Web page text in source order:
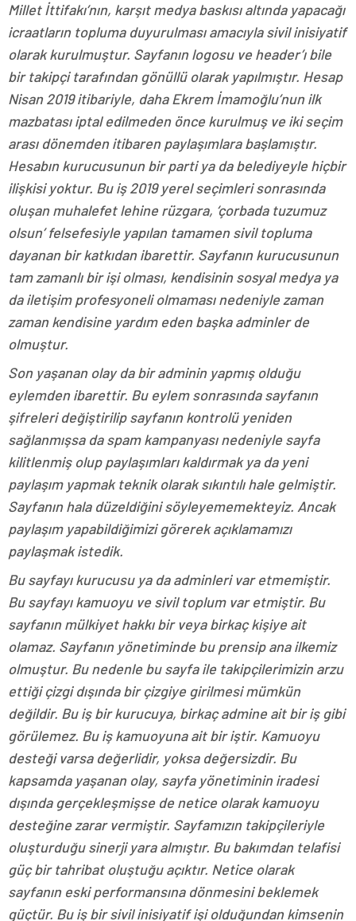
Millet İttifakı’nın, karşıt medya baskısı altında yapacağı
icraatların topluma duyurulması amacıyla sivil inisiyatif
olarak kurulmuştur. Sayfanın logosu ve header’ı bile
bir takipçi tarafından gönüllü olarak yapılmıştır. Hesap
Nisan 2019 itibariyle, daha Ekrem İmamoğlu’nun ilk
mazbatası iptal edilmeden önce kurulmuş ve iki seçim
arası dönemden itibaren paylaşımlara başlamıştır.
Hesabın kurucusunun bir parti ya da belediyeyle hiçbir
ilişkisi yoktur. Bu iş 2019 yerel seçimleri sonrasında
oluşan muhalefet lehine rüzgara, ‘çorbada tuzumuz
olsun’ felsefesiyle yapılan tamamen sivil topluma
dayanan bir katkıdan ibarettir. Sayfanın kurucusunun
tam zamanlı bir işi olması, kendisinin sosyal medya ya
da iletişim profesyoneli olmaması nedeniyle zaman
zaman kendisine yardım eden başka adminler de
olmuştur.
Son yaşanan olay da bir adminin yapmış olduğu
eylemden ibarettir. Bu eylem sonrasında sayfanın
şifreleri değiştirilip sayfanın kontrolü yeniden
sağlanmışsa da spam kampanyası nedeniyle sayfa
kilitlenmiş olup paylaşımları kaldırmak ya da yeni
paylaşım yapmak teknik olarak sıkıntılı hale gelmiştir.
Sayfanın hala düzeldiğini söyleyememekteyiz. Ancak
paylaşım yapabildiğimizi görerek açıklamamızı
paylaşmak istedik.
Bu sayfayı kurucusu ya da adminleri var etmemiştir.
Bu sayfayı kamuoyu ve sivil toplum var etmiştir. Bu
sayfanın mülkiyet hakkı bir veya birkaç kişiye ait
olamaz. Sayfanın yönetiminde bu prensip ana ilkemiz
olmuştur. Bu nedenle bu sayfa ile takipçilerimizin arzu
ettiği çizgi dışında bir çizgiye girilmesi mümkün
değildir. Bu iş bir kurucuya, birkaç admine ait bir iş gibi
görülemez. Bu iş kamuoyuna ait bir iştir. Kamuoyu
desteği varsa değerlidir, yoksa değersizdir. Bu
kapsamda yaşanan olay, sayfa yönetiminin iradesi
dışında gerçekleşmişse de netice olarak kamuoyu
desteğine zarar vermiştir. Sayfamızın takipçileriyle
oluşturduğu sinerji yara almıştır. Bu bakımdan telafisi
güç bir tahribat oluştuğu açıktır. Netice olarak
sayfanın eski performansına dönmesini beklemek
güçtür. Bu iş bir sivil inisiyatif işi olduğundan kimsenin